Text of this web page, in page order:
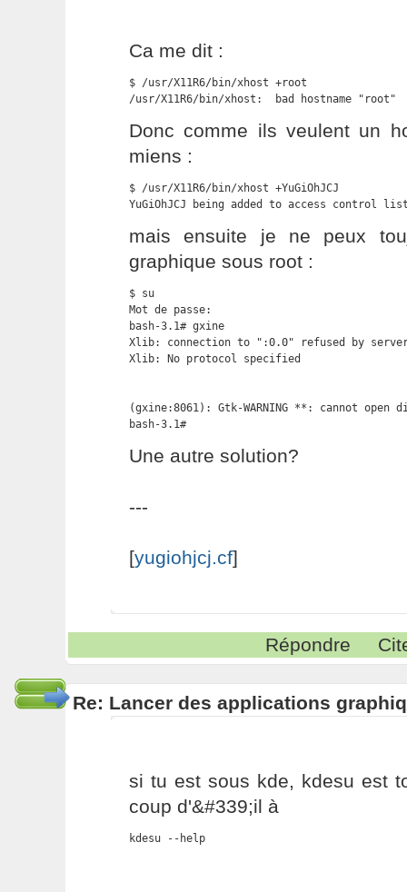
Ca me dit :
$ /usr/X11R6/bin/xhost +root
/usr/X11R6/bin/xhost:  bad hostname "root"
Donc comme ils veulent un
miens :
$ /usr/X11R6/bin/xhost +YuGiOhJCJ
YuGiOhJCJ being added to access control
mais ensuite je ne peux
graphique sous root :
$ su
Mot de passe:
bash-3.1# gxine
Xlib: connection to ":0.0" refused by
Xlib: No protocol specified
(gxine:8061): Gtk-WARNING **: cannot open
bash-3.1#
Une autre solution?
---
[yugiohjcj.cf]
Répondre
Re: Lancer des applications
si tu est sous kde, kdesu est
coup d'&#339;il à
kdesu --help